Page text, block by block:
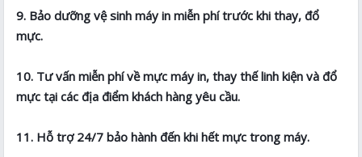
9. Bảo dưỡng vệ sinh máy in miễn phí trước khi thay, đổ
mực.
10. Tư vấn miễn phí về mực máy in, thay thế linh kiện và đổ
mực tại các địa điểm khách hàng yêu cầu.
11. Hỗ trợ 24/7 bảo hành đến khi hết mực trong máy.